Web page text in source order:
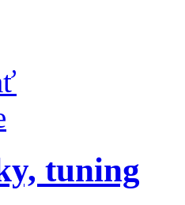
tuning